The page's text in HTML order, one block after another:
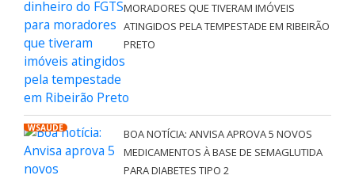
MORADORES QUE TIVERAM IMÓVEIS
ATINGIDOS PELA TEMPESTADE EM RIBEIRÃO
PRETO
WSAÚDE
BOA NOTÍCIA: ANVISA APROVA 5 NOVOS
MEDICAMENTOS À BASE DE SEMAGLUTIDA
PARA DIABETES TIPO 2